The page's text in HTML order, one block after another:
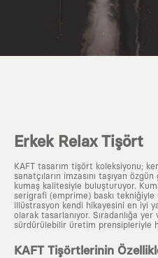
Erkek Relax Tişört
KAFT tasarım tişört koleksiyonu;
sanatçıların imzasını taşıyan
kumaş kalitesiyle buluşturuyor.
serigrafi (emprime) baskı
illüstrasyon kendi hikayesini en iyi
olarak tasarlanıyor. Sıradanlığa
sürdürülebilir üretim prensipleriyle
KAFT Tişörtlerinin